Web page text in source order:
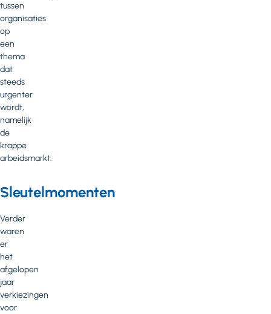
tussen
organisaties
op
een
thema
dat
steeds
urgenter
wordt,
namelijk
de
krappe
arbeidsmarkt.
Sleutelmomenten
Verder
waren
er
het
afgelopen
jaar
verkiezingen
voor